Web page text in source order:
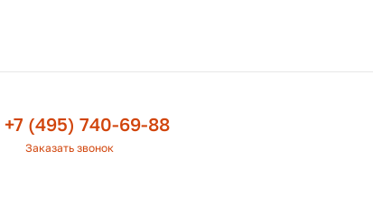
+7 (495) 740-69-88
Заказать звонок